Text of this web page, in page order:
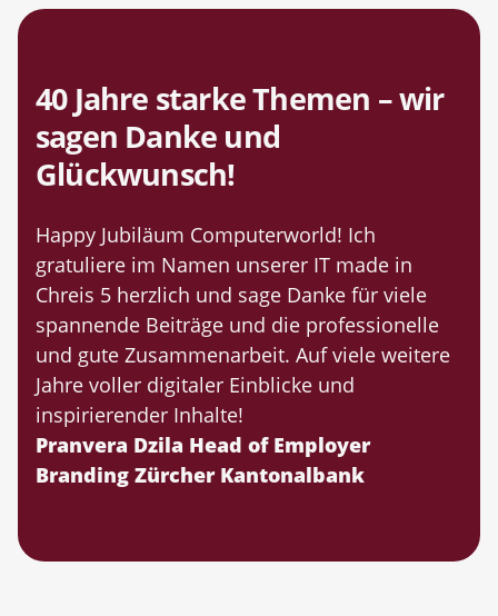
40 Jahre starke Themen – wir
sagen Danke und
Glückwunsch!
Happy Jubiläum Computerworld! Ich
gratuliere im Namen unserer IT made in
Chreis 5 herzlich und sage Danke für viele
spannende Beiträge und die professionelle
und gute Zusammenarbeit. Auf viele weitere
Jahre voller digitaler Einblicke und
inspirierender Inhalte!
Pranvera Dzila Head of Employer
Branding Zürcher Kantonalbank